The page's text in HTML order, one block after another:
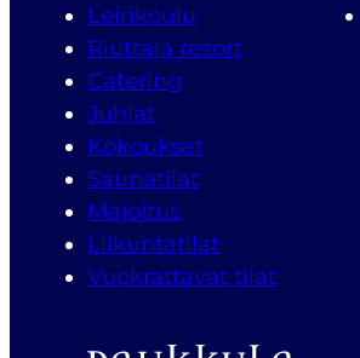
Leirikoulu
Riuttala resort
Catering
Juhlat
Kokoukset
Saunatilat
Majoitus
Liikuntatilat
Vuokrattavat tilat